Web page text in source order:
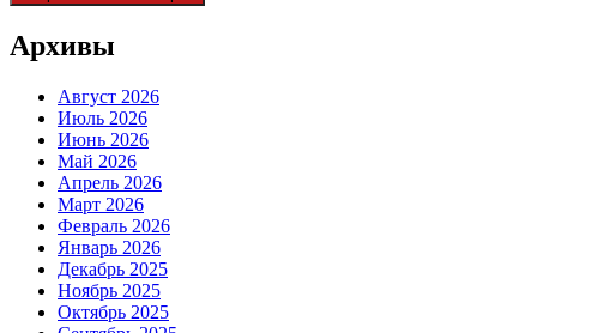
Архивы
Август 2026
Июль 2026
Июнь 2026
Май 2026
Апрель 2026
Март 2026
Февраль 2026
Январь 2026
Декабрь 2025
Ноябрь 2025
Октябрь 2025